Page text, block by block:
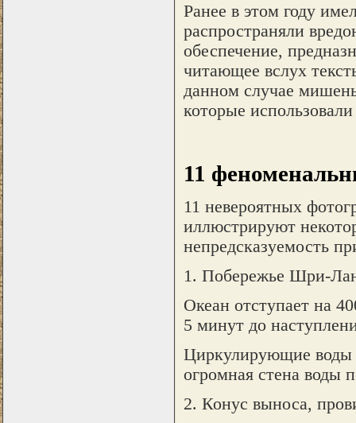
Ранее в этом году
распространяли
обеспечение,
читающее вслух
данном случае
которые
11
11 невероятных
иллюстрируют
непредсказуемость
1. Побережье Шри-
Океан отступает на
5 минут до
Циркулирующие воды
огромная стена воды
2. Конус выноса,